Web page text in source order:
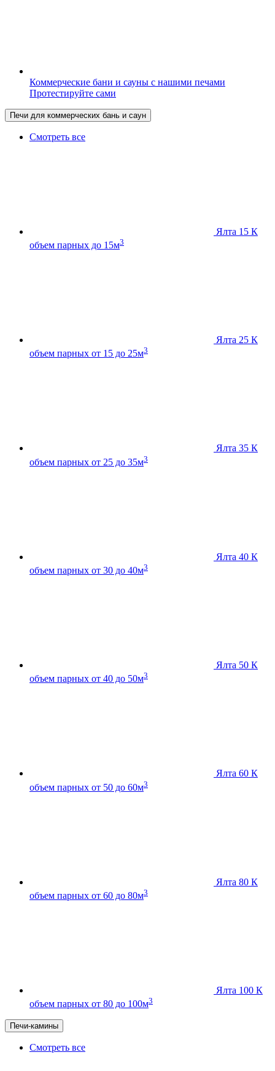
Коммерческие бани и сауны с нашими печами
Протестируйте сами
Печи для коммерческих бань и саун
Смотреть все
Ялта 15 К
объем парных до 15м3
Ялта 25 К
объем парных от 15 до 25м3
Ялта 35 К
объем парных от 25 до 35м3
Ялта 40 К
объем парных от 30 до 40м3
Ялта 50 К
объем парных от 40 до 50м3
Ялта 60 К
объем парных от 50 до 60м3
Ялта 80 К
объем парных от 60 до 80м3
Ялта 100 К
объем парных от 80 до 100м3
Печи-камины
Смотреть все